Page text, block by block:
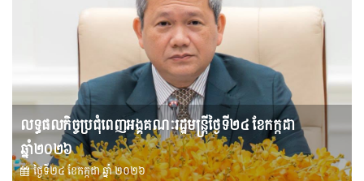
លទ្ធផលកិច្ចប្រជុំពេញអង្គគណៈរដ្ឋមន្រ្តីថ្ងៃទី២៤ ខែកក្កដា
ឆ្នាំ២០២៦
ថ្ងៃទី២៤ ខែ​កក្កដា ឆ្នាំ ២០២៦